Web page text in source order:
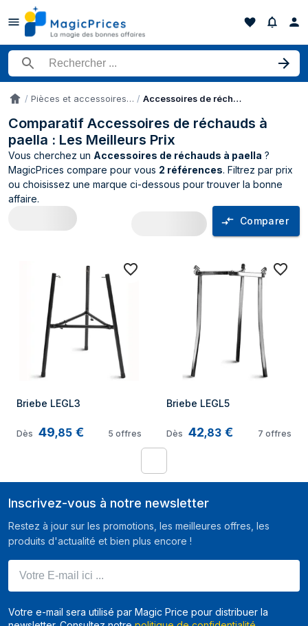
Rechercher un produit
Accueil Pièces et accessoires pour petits appareils de cuisine Accessoires de réchauds à paella
Comparatif Accessoires de réchauds à
paella : Les Meilleurs Prix
Vous cherchez un Accessoires de réchauds à paella ?
MagicPrices compare pour vous 2 références. Filtrez par prix
ou choisissez une marque ci-dessous pour trouver la bonne
affaire.
Comparer
Comparateur de prix Accessoires de
Briebe LEGL3
Dès 49,85 € 5 offres
Briebe LEGL5
Dès 42,83 € 7 offres
Inscrivez-vous à notre newsletter
Restez à jour sur les promotions, les meilleures offres, les
produits d'actualité et bien plus encore !
Votre e-mail sera utilisé par Magic Price pour distribuer la